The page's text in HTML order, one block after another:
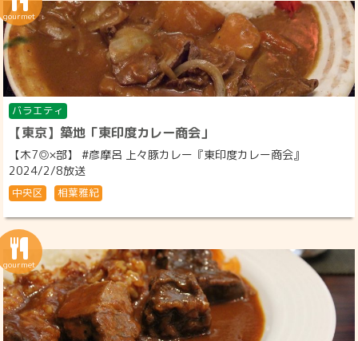
バラエティ
【東京】築地「東印度カレー商会」
【木7◎×部】 #彦摩呂 上々豚カレー『東印度カレー商会』
2024/2/8放送
中央区 相葉雅紀